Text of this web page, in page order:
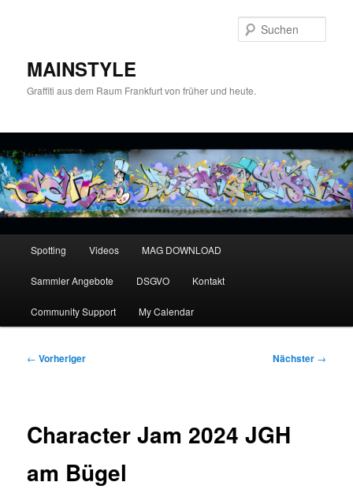
MAINSTYLE
Graffiti aus dem Raum Frankfurt von früher und heute.
Spotting Videos MAG DOWNLOAD
Sammler Angebote DSGVO Kontakt
Community Support My Calendar
Beitragsnavigation
← Vorheriger Nächster →
Character Jam 2024 JGH
am Bügel